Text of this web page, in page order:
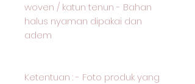
woven / katun tenun - Bahan
halus nyaman dipakai dan
adem
Ketentuan : - Foto produk yang